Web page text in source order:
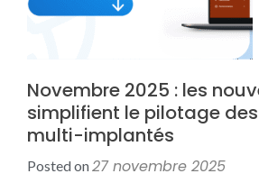
Novembre 2025 : les
simplifient le pilotage
multi-implantés
Posted on27 novembre 2025